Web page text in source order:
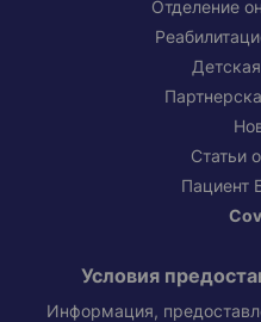
Отделение
Статьи
Пациент
Условия
Информация,